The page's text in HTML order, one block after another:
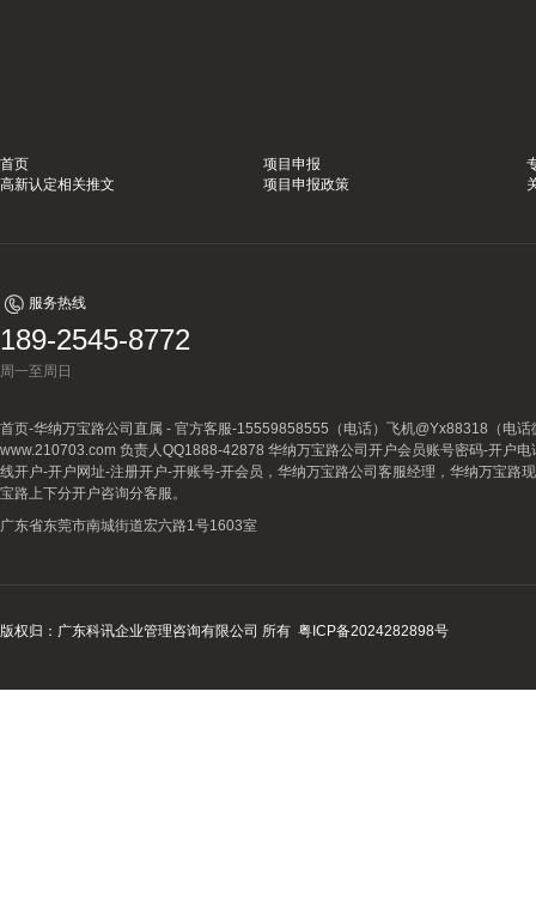
首页 项目申报
高新认定相关推文
项目申报政策
服务热线
189-2545-8772
周一至周日
首页-华纳万宝路公司直属 - 官方客服-15559858555（电话）飞机@Yx88318（电
www.210703.com 负责人QQ1888-42878 华纳万宝路公司开户会员账号密码-开户
线开户-开户网址-注册开户-开账号-开会员，华纳万宝路公司客服经理，华纳万宝路
宝路上下分开户咨询分客服。
广东省东莞市南城街道宏六路1号1603室
版权归：广东科讯企业管理咨询有限公司 所有 粤ICP备2024282898号